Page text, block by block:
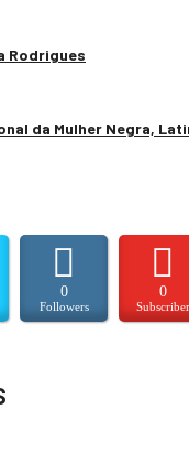
Rodrigues
da Mulher Negra,
0
Followers
0
Subscriber